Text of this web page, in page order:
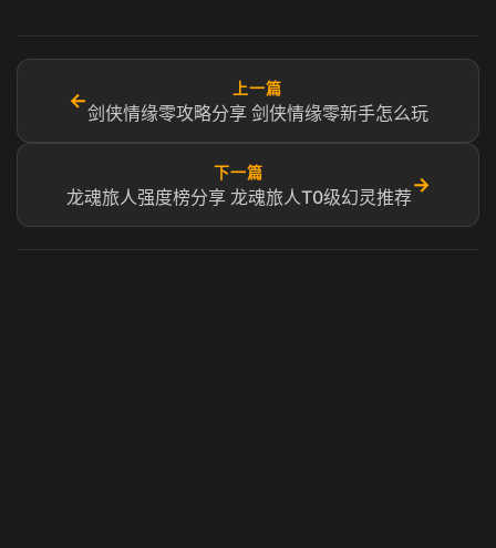
←
上一篇
剑侠情缘零攻略分享 剑侠情缘零新手怎么玩
下一篇
龙魂旅人强度榜分享 龙魂旅人T0级幻灵推荐​
→